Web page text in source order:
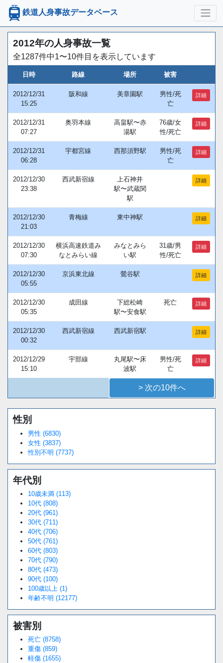
鉄道人身事故データベース
2012年の人身事故一覧
全1287件中1〜10件目を表示しています
日時 路線 場所 被害
2012/12/31
15:25
阪和線 美章園駅
男性/死
亡
詳細
2012/12/31
07:27
奥羽本線
高畠駅〜赤
湯駅
76歳/女
性/死亡
詳細
2012/12/31
06:28
宇都宮線 西那須野駅
男性/死
亡
詳細
2012/12/30
23:38
西武新宿線
上石神井
駅〜武蔵関
駅
詳細
2012/12/30
21:03
青梅線 東中神駅 詳細
2012/12/30
07:30
横浜高速鉄道み
なとみらい線
みなとみら
い駅
31歳/男
性/死亡
詳細
2012/12/30
05:55
京浜東北線 鶯谷駅 詳細
2012/12/30
05:35
成田線
下総松崎
駅〜安食駅
死亡 詳細
2012/12/30
00:32
西武新宿線 西武新宿駅 詳細
2012/12/29
15:10
宇部線
丸尾駅〜床
波駅
男性/死
亡
詳細
> 次の10件へ
Unmute
性別
男性 (6830)
女性 (3837)
性別不明 (7737)
年代別
10歳未満 (113)
10代 (808)
20代 (961)
30代 (711)
40代 (706)
50代 (761)
60代 (803)
70代 (790)
80代 (473)
90代 (100)
100歳以上 (1)
年齢不明 (12177)
被害別
死亡 (8758)
重傷 (859)
軽傷 (1655)